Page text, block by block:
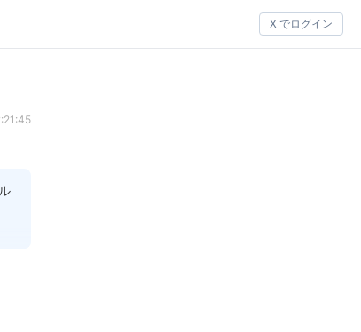
X でログイン